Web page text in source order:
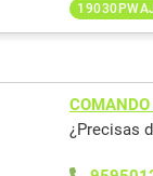
¿Precisas